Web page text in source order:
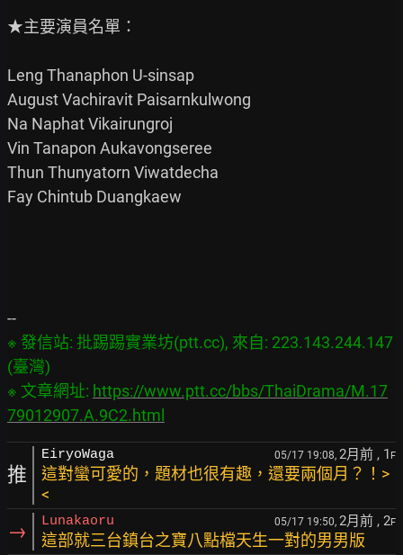
★主要演員名單：
Leng Thanaphon U-sinsap
August Vachiravit Paisarnkulwong
Na Naphat Vikairungroj
Vin Tanapon Aukavongseree
Thun Thunyatorn Viwatdecha
Fay Chintub Duangkaew
※ 發信站: 批踢踢實業坊(ptt.cc), 來自: 223.143.244.147
(臺灣)
※ 文章網址: https://www.ptt.cc/bbs/ThaiDrama/M.17
79012907.A.9C2.html
推
EiryoWaga 05/17 19:08, 2月前 , 1 F
這對蠻可愛的，題材也很有趣，還要兩個月？！>
<
→ Lunakaoru 05/17 19:50, 2月前 , 2F
這部就三台鎮台之寶八點檔天生一對的男男版